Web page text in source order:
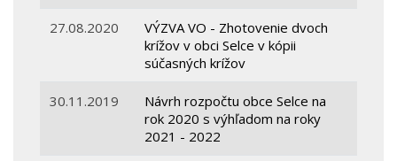
27.08.2020
VÝZVA VO - Zhotovenie dvoch
krížov v obci Selce v kópii
súčasných krížov
30.11.2019
Návrh rozpočtu obce Selce na
rok 2020 s výhľadom na roky
2021 - 2022